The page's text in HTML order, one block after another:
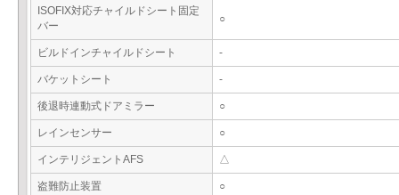
ISOFIX対応チャイルドシート固定
バー
○
ビルドインチャイルドシート -
バケットシート -
後退時連動式ドアミラー ○
レインセンサー ○
インテリジェントAFS △
盗難防止装置 ○